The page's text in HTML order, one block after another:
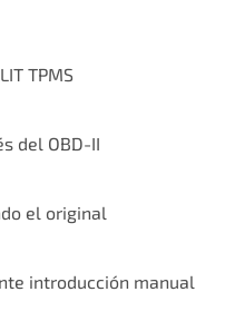
TPMS
del OBD-II
el original
introducción manual